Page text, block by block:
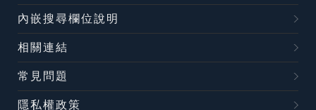
內嵌搜尋欄位說明
相關連結
常見問題
隱私權政策